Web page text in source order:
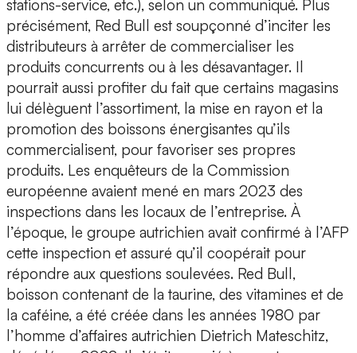
stations-service, etc.), selon un communiqué. Plus
précisément, Red Bull est soupçonné d’inciter les
distributeurs à arrêter de commercialiser les
produits concurrents ou à les désavantager. Il
pourrait aussi profiter du fait que certains magasins
lui délèguent l’assortiment, la mise en rayon et la
promotion des boissons énergisantes qu’ils
commercialisent, pour favoriser ses propres
produits. Les enquêteurs de la Commission
européenne avaient mené en mars 2023 des
inspections dans les locaux de l’entreprise. À
l’époque, le groupe autrichien avait confirmé à l’AFP
cette inspection et assuré qu’il coopérait pour
répondre aux questions soulevées. Red Bull,
boisson contenant de la taurine, des vitamines et de
la caféine, a été créée dans les années 1980 par
l’homme d’affaires autrichien Dietrich Mateschitz,